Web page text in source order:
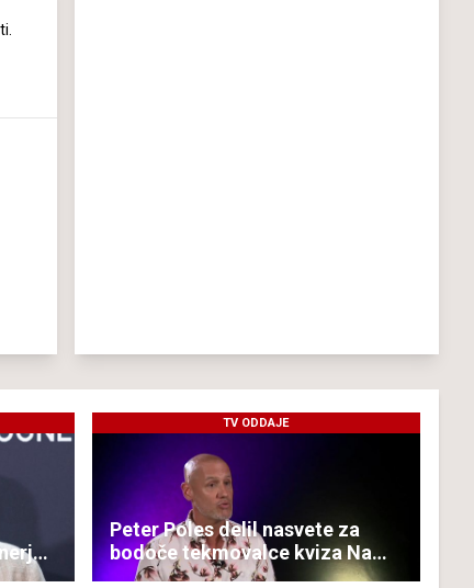
TV ODDAJE
Peter Poles delil nasvete za
bodoče tekmovalce kviza Na
lovu